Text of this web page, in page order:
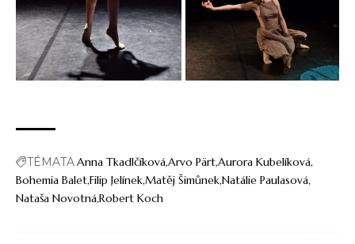
TÉMATAAnna TkadlčíkováArvo PärtAurora Kubelíková
Bohemia BaletFilip JelínekMatěj ŠimůnekNatálie Paulasová
Nataša NovotnáRobert Koch